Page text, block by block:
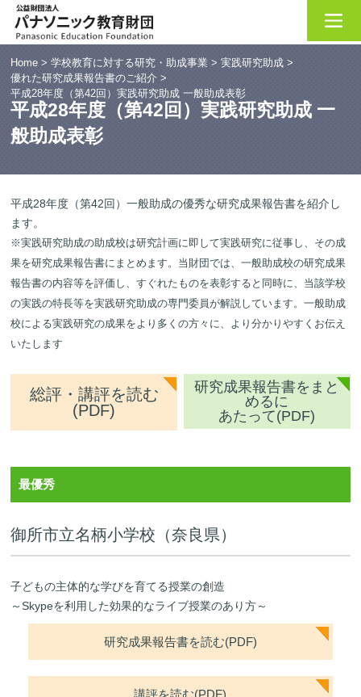
Home >学校教育に対する研究・助成事業 >実践研究助成 >
優れた研究成果報告書のご紹介 >
平成28年度（第42回）実践研究助成 一般助成表彰
平成28年度（第42回）実践研究助成 一
般助成表彰
平成28年度（第42回）一般助成の優秀な研究成果報告書を紹介し
ます。
※実践研究助成の助成校は研究計画に即して実践研究に従事し、その成
果を研究成果報告書にまとめます。当財団では、一般助成校の研究成果
報告書の内容等を評価し、すぐれたものを表彰すると同時に、当該学校
の実践の特長等を実践研究助成の専門委員が解説しています。一般助成
校による実践研究の成果をより多くの方々に、より分かりやすくお伝え
いたします
総評・講評を読む
(PDF)
研究成果報告書をまと
めるに
あたって(PDF)
最優秀
御所市立名柄小学校（奈良県）
子どもの主体的な学びを育てる授業の創造
～Skypeを利用した効果的なライブ授業のあり方～
研究成果報告書を読む(PDF)
講評を読む(PDF)